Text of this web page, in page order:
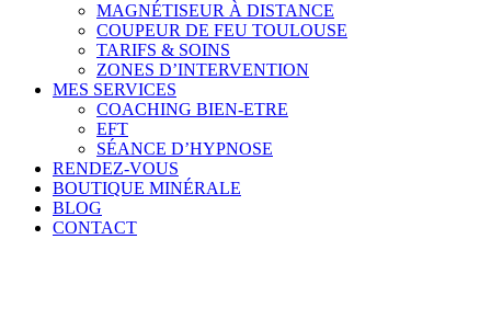
MAGNÉTISEUR À DISTANCE
COUPEUR DE FEU TOULOUSE
TARIFS & SOINS
ZONES D’INTERVENTION
MES SERVICES
COACHING BIEN-ETRE
EFT
SÉANCE D’HYPNOSE
RENDEZ-VOUS
BOUTIQUE MINÉRALE
BLOG
CONTACT